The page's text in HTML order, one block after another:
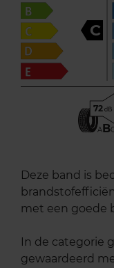
C
72
ABC
Deze band is
met een goede
In de categorie
gewaardeerd